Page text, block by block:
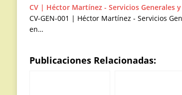
CV | Héctor Martínez - Servicios Generales
CV-GEN-001 | Héctor Martínez - Servicios
en…
Publicaciones Relacionadas: